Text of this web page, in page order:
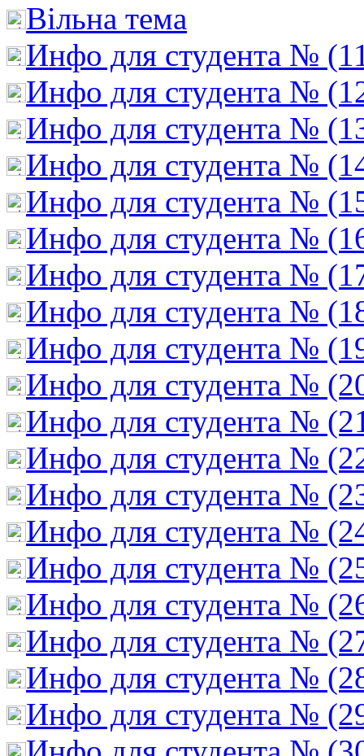
Вільна тема
Инфо для студента №
Инфо для студента №
Инфо для студента №
Инфо для студента №
Инфо для студента №
Инфо для студента №
Инфо для студента №
Инфо для студента №
Инфо для студента №
Инфо для студента №
Инфо для студента №
Инфо для студента №
Инфо для студента №
Инфо для студента №
Инфо для студента №
Инфо для студента №
Инфо для студента №
Инфо для студента №
Инфо для студента №